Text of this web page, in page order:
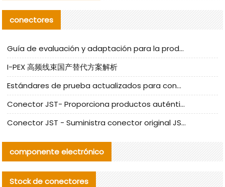
conectores
Guía de evaluación y adaptación para la producción en serie de componentes de cables nacionales para CNC Tech
I-PEX 高频线束国产替代方案解析
Estándares de prueba actualizados para conectores nacionales bajo la referencia de CLIFF
Conector JST- Proporciona productos auténticos y alternativos del conector JST NSHR-02V-S
Conector JST - Suministra conector original JST GHR-09V-S | productos alternativos
componente electrónico
Stock de conectores